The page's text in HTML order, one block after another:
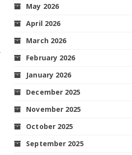
May 2026
April 2026
March 2026
February 2026
January 2026
December 2025
November 2025
October 2025
September 2025